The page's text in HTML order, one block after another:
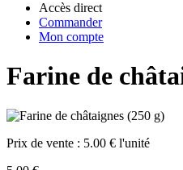
Accès direct
Commander
Mon compte
Farine de
Prix de vente : 5.00 € l'unité